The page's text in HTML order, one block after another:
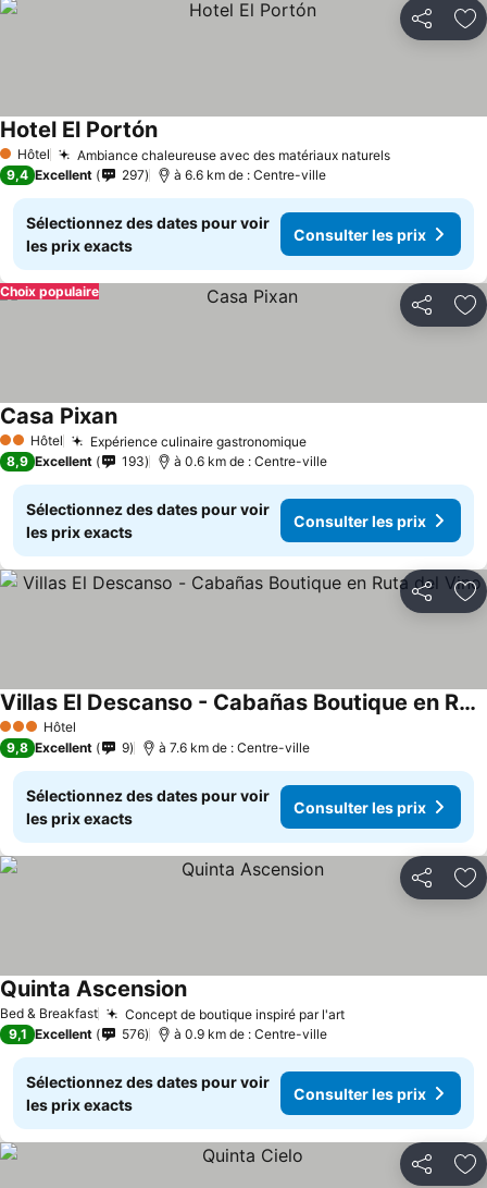
Partager
1 Étoiles
Hôtel Ambiance chaleureuse avec des matériaux naturelsConsulter
Hotel El PortónConsulter les prix
9,4 Excellent 297 à 6.6 km de : Centre-ville
Sélectionnez des dates pour voir
les prix exacts
Consulter les prix
Partager
Choix populaire
2 Étoiles
Hôtel Expérience culinaire gastronomiqueConsulter les prix
Casa PixanConsulter les prix
8,9 Excellent 193 à 0.6 km de : Centre-ville
Sélectionnez des dates pour voir
les prix exacts
Consulter les prix
Partager
3 ÉtoilesHôtel
Villas El Descanso - Cabañas Boutique en Ruta del Vino
Consulter les prix
9,8 Excellent 9 à 7.6 km de : Centre-ville
Sélectionnez des dates pour voir
les prix exacts
Consulter les prix
Partager
Bed & Breakfast Concept de boutique inspiré par l'artConsulter les prix
Quinta AscensionConsulter les prix
9,1 Excellent 576 à 0.9 km de : Centre-ville
Sélectionnez des dates pour voir
les prix exacts
Consulter les prix
Partager